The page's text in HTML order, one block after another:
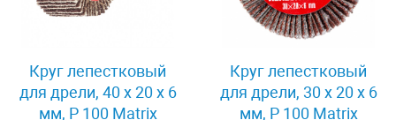
Круг лепестковый
для дрели, 40 х 20 х 6
мм, P 100 Matrix
Круг лепестковый
для дрели, 30 х 20 х 6
мм, P 100 Matrix